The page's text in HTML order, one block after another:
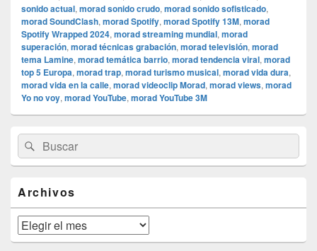
sonido actual, morad sonido crudo, morad sonido sofisticado,
morad SoundClash, morad Spotify, morad Spotify 13M, morad
Spotify Wrapped 2024, morad streaming mundial, morad
superación, morad técnicas grabación, morad televisión, morad
tema Lamine, morad temática barrio, morad tendencia viral, morad
top 5 Europa, morad trap, morad turismo musical, morad vida dura,
morad vida en la calle, morad videocli‏p Morad, morad views, morad
Yo no voy, morad YouTube, morad YouTube 3M
área
de
widget
lateral
primaria
Buscar
por:
Buscar
Archivos
Archivos